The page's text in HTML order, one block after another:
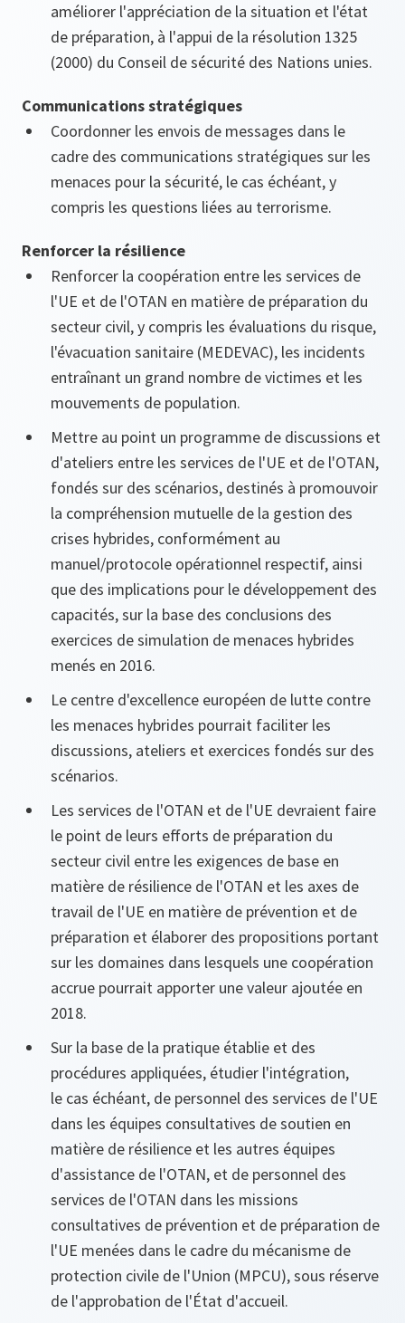
améliorer l'appréciation de la situation et l'état
de préparation, à l'appui de la résolution 1325
(2000) du Conseil de sécurité des Nations unies.
Communications stratégiques
Coordonner les envois de messages dans le
cadre des communications stratégiques sur les
menaces pour la sécurité, le cas échéant, y
compris les questions liées au terrorisme.
Renforcer la résilience
Renforcer la coopération entre les services de
l'UE et de l'OTAN en matière de préparation du
secteur civil, y compris les évaluations du risque,
l'évacuation sanitaire (MEDEVAC), les incidents
entraînant un grand nombre de victimes et les
mouvements de population.
Mettre au point un programme de discussions et
d'ateliers entre les services de l'UE et de l'OTAN,
fondés sur des scénarios, destinés à promouvoir
la compréhension mutuelle de la gestion des
crises hybrides, conformément au
manuel/protocole opérationnel respectif, ainsi
que des implications pour le développement des
capacités, sur la base des conclusions des
exercices de simulation de menaces hybrides
menés en 2016.
Le centre d'excellence européen de lutte contre
les menaces hybrides pourrait faciliter les
discussions, ateliers et exercices fondés sur des
scénarios.
Les services de l'OTAN et de l'UE devraient faire
le point de leurs efforts de préparation du
secteur civil entre les exigences de base en
matière de résilience de l'OTAN et les axes de
travail de l'UE en matière de prévention et de
préparation et élaborer des propositions portant
sur les domaines dans lesquels une coopération
accrue pourrait apporter une valeur ajoutée en
2018.
Sur la base de la pratique établie et des
procédures appliquées, étudier l'intégration,
le cas échéant, de personnel des services de l'UE
dans les équipes consultatives de soutien en
matière de résilience et les autres équipes
d'assistance de l'OTAN, et de personnel des
services de l'OTAN dans les missions
consultatives de prévention et de préparation de
l'UE menées dans le cadre du mécanisme de
protection civile de l'Union (MPCU), sous réserve
de l'approbation de l'État d'accueil.